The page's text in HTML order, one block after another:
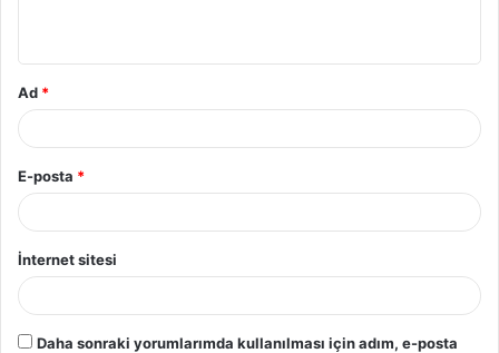
Ad *
E-posta *
İnternet sitesi
Daha sonraki yorumlarımda kullanılması için adım, e-posta